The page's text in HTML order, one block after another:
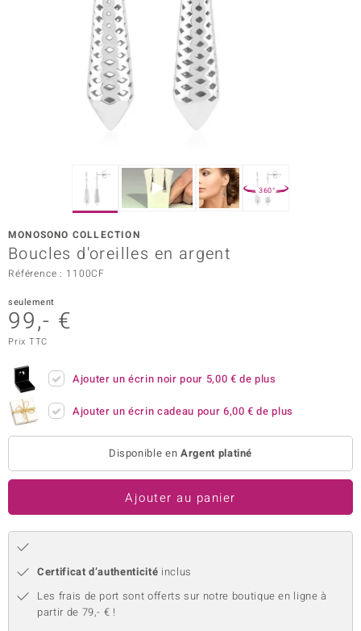
360°
MONOSONO COLLECTION
Boucles d'oreilles en argent
Référence : 1100CF
seulement
99,- €
Prix TTC
Ajouter un écrin noir pour 5,00 € de plus
Ajouter un écrin cadeau pour 6,00 € de plus
Disponible en Argent platiné
Ajouter au panier
Certificat d’authenticité inclus
Les frais de port sont offerts sur notre boutique en ligne à
partir de 79,- € !